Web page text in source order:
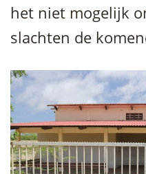
het niet mogelijk
slachten de